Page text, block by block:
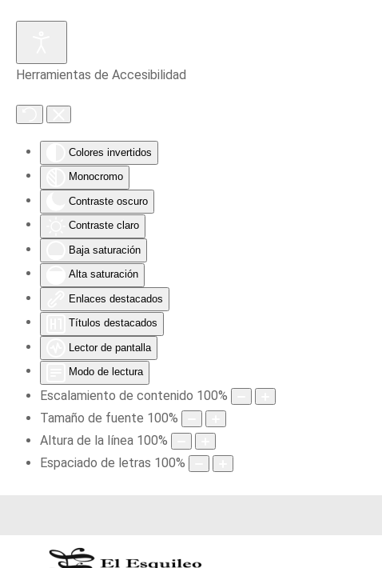
Herramientas de Accesibilidad
Colores invertidos
Monocromo
Contraste oscuro
Contraste claro
Baja saturación
Alta saturación
Enlaces destacados
Títulos destacados
Lector de pantalla
Modo de lectura
Escalamiento de contenido 100%
Tamaño de fuente 100%
Altura de la línea 100%
Espaciado de letras 100%